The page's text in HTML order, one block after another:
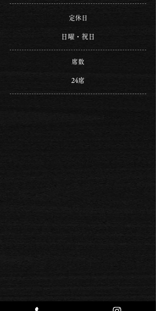
定休日
日曜・祝日
席数
24席